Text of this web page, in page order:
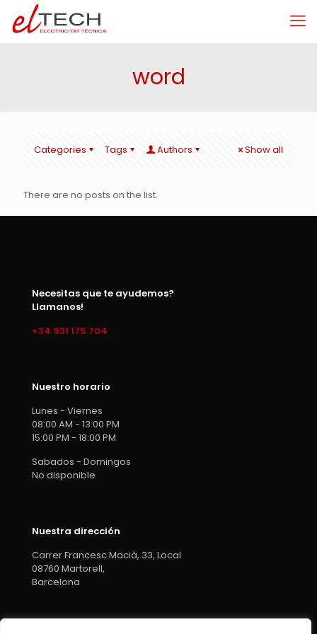
word
Categories Tags Authors Show all
There are no posts on the list.
Necesitas que te ayudemos?
Llamanos!
+34 931 175 704
Nuestro horario
Lunes - Viernes
08:00 AM - 13:00 PM
15:00 PM - 18:00 PM
Sabados - Domingos
No disponible
Nuestra dirección
Carrer Francesc Macià, 33, Local
08760 Martorell,
Barcelona